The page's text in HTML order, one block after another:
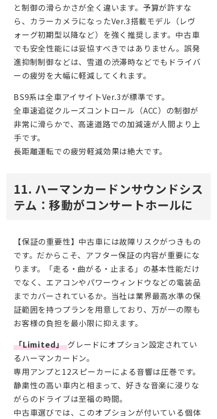
と制御の滑らかさが全く違います。予算が許すな
ら、カラーカメラになったVer.3搭載モデル（レヴ
ォーグ初期型以降など）を強く推奨します。中古車
でも安全性能には妥協すべきではありません。誤発
進抑制制御などは、雪道の渋滞時などでもドライバ
ーの疲労を大幅に軽減してくれます。
BS9系は全車アイサイトVer.3が標準です。
全車速追従クルーズコントロール（ACC）の制御が
非常に滑らかで、高速道路での加減速が人間より上
手です。
長距離運転での疲労軽減効果は絶大です。
11. ハーマンカードンサウンドシス
テム：移動がコンサートホールに
【保証の重要性】中古車には故障リスクがつきもの
です。だからこそ、アフター保証の内容が重要にな
ります。「走る・曲がる・止まる」の基本性能だけ
でなく、エアコンやパワーウィンドウなどの電装品
までカバーされているか。当社は業界最高水準の保
証範囲を持つプランを用意しており、万が一の際も
お客様の負担を最小限に抑えます。
「Limited」グレードにオプション設定されてい
るハーマンカードン。
専用アンプと12スピーカーによる音響は圧巻です。
静粛性の高い車内と相まって、好きな音楽に浸りな
がらのドライブは至福の時間。
中古車選びでは、このオプションが付いている個体